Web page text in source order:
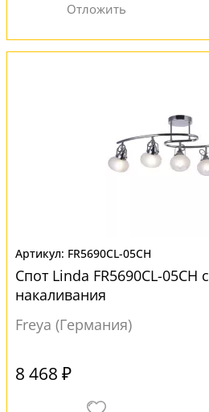
FR5690CL-05CH
Спот Linda FR5690CL-05CH
накаливания
Freya (Германия)
8 468 ₽